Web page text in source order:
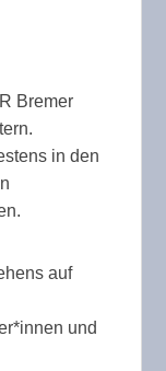
Bremer
in den
auf
und